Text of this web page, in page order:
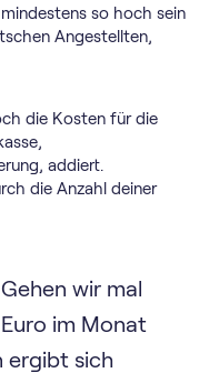
so hoch sein
Angestellten,
die Kosten für die
addiert.
die Anzahl deiner
wir mal
im Monat
ergibt sich